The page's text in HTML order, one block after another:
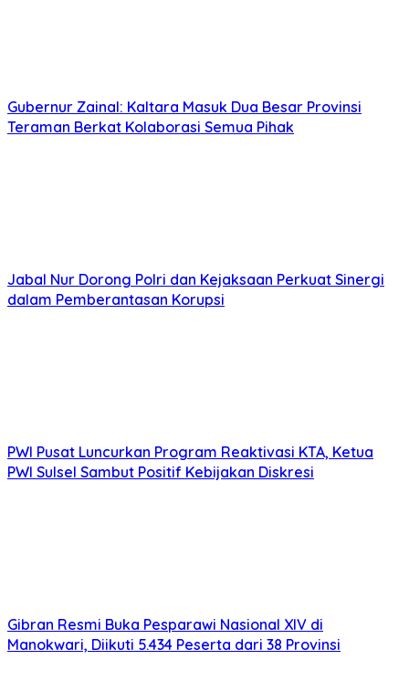
Gubernur Zainal: Kaltara Masuk Dua Besar Provinsi
Teraman Berkat Kolaborasi Semua Pihak
Jabal Nur Dorong Polri dan Kejaksaan Perkuat Sinergi
dalam Pemberantasan Korupsi
PWI Pusat Luncurkan Program Reaktivasi KTA, Ketua
PWI Sulsel Sambut Positif Kebijakan Diskresi
Gibran Resmi Buka Pesparawi Nasional XIV di
Manokwari, Diikuti 5.434 Peserta dari 38 Provinsi